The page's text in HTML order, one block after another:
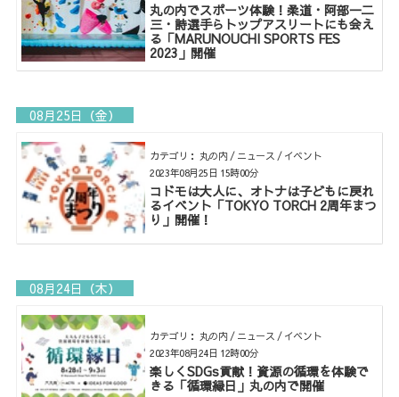
丸の内でスポーツ体験！柔道・阿部一二
三・詩選手らトップアスリートにも会え
る「MARUNOUCHI SPORTS FES
2023」開催
08月25日（金）
カテゴリ： 丸の内 / ニュース / イベント
コドモは大人に、オトナは子どもに戻れ
るイベント「TOKYO TORCH 2周年まつ
り」開催！
2023年08月25日 15時00分
08月24日（木）
カテゴリ： 丸の内 / ニュース / イベント
楽しくSDGs貢献！資源の循環を体験で
きる「循環縁日」丸の内で開催
2023年08月24日 12時00分